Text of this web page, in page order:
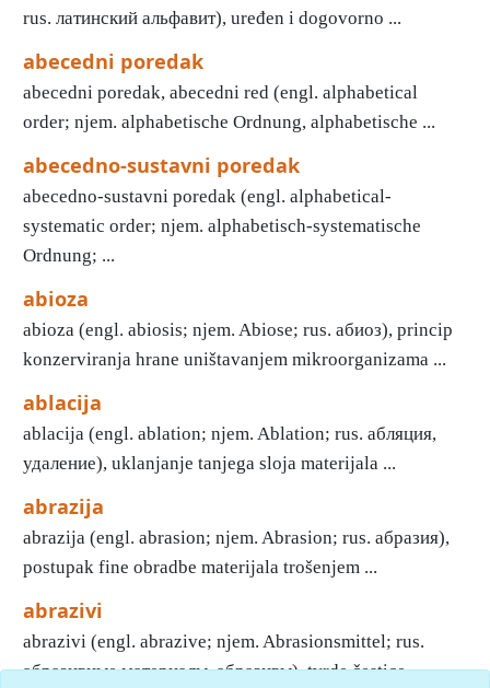
rus. латинский альфавит), uređen i dogovorno ...
abecedni poredak
abecedni poredak, abecedni red (engl. alphabetical
order; njem. alphabetische Ordnung, alphabetische ...
abecedno-sustavni poredak
abecedno-sustavni poredak (engl. alphabetical-
systematic order; njem. alphabetisch-systematische
Ordnung; ...
abioza
abioza (engl. abiosis; njem. Abiose; rus. абиоз), princip
konzerviranja hrane uništavanjem mikroorganizama ...
ablacija
ablacija (engl. ablation; njem. Ablation; rus. абляция,
удаление), uklanjanje tanjega sloja materijala ...
abrazija
abrazija (engl. abrasion; njem. Abrasion; rus. абразия),
postupak fine obradbe materijala trošenjem ...
abrazivi
abrazivi (engl. abrazive; njem. Abrasionsmittel; rus.
абразивные материалы, aбразивы), tvrde čestice, ...